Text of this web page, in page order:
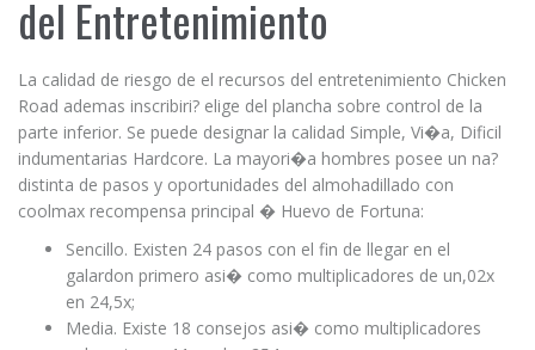
del Entretenimiento
La calidad de riesgo de el recursos del entretenimiento Chicken
Road ademas inscribiri? elige del plancha sobre control de la
parte inferior. Se puede designar la calidad Simple, Vi�a, Dificil
indumentarias Hardcore. La mayori�a hombres posee un na?
distinta de pasos y oportunidades del almohadillado con
coolmax recompensa principal � Huevo de Fortuna:
Sencillo. Existen 24 pasos con el fin de llegar en el
galardon primero asi� como multiplicadores de un,02x
en 24,5x;
Media. Existe 18 consejos asi� como multiplicadores